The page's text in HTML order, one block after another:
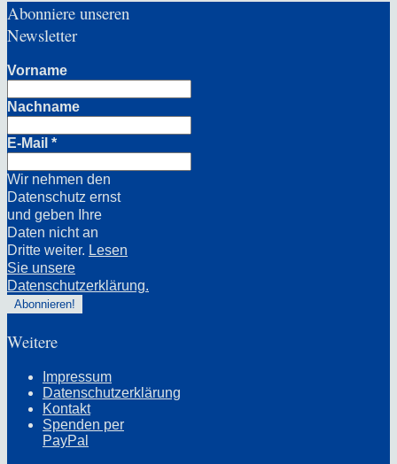
Abonniere unseren
Newsletter
Vorname
Nachname
E-Mail *
Wir nehmen den
Datenschutz ernst
und geben Ihre
Daten nicht an
Dritte weiter. Lesen
Sie unsere
Datenschutzerklärung.
Weitere
Impressum
Datenschutzerklärung
Kontakt
Spenden per
PayPal